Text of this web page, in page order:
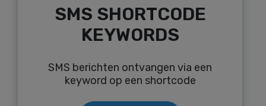
SMS SHORTCODE
KEYWORDS
SMS berichten ontvangen via een
keyword op een shortcode